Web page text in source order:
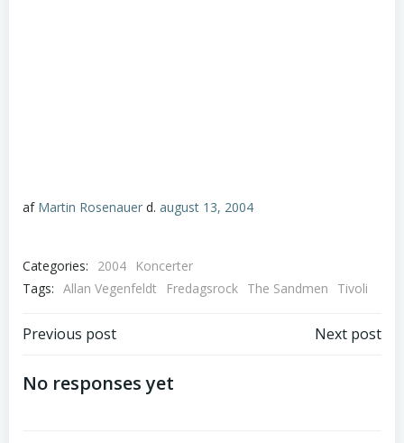
af Martin Rosenauer d. august 13, 2004
Categories: 2004
Koncerter
Tags: Allan Vegenfeldt Fredagsrock The Sandmen Tivoli
Post
navigation
Previous post Next post
No responses yet